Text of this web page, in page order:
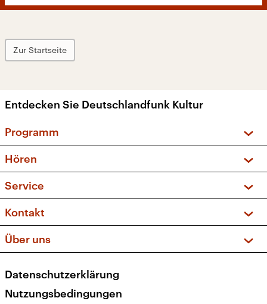
Zur Startseite
Entdecken Sie Deutschlandfunk Kultur
Programm
Sendungen und Podcasts
Musikliste
Kakadu – Das Kinderprogramm
Hören
Frequenzen (UKW + DAB+)
Service
FAQ
Apps
Newsletter
Kontakt
Social Media
Über uns
Presse
Karriere
Datenschutzerklärung
Nutzungsbedingungen